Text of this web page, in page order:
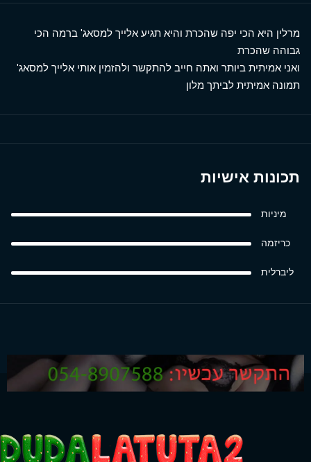
מרלין היא הכי יפה שהכרת והיא תגיע אלייך למסאג' ברמה הכי
גבוהה שהכרת
ואני אמיתית ביותר ואתה חייב להתקשר ולהזמין אותי אלייך למסאג'
תמונה אמיתית לביתך מלון
תכונות אישיות
מיניות
כריזמה
ליברלית